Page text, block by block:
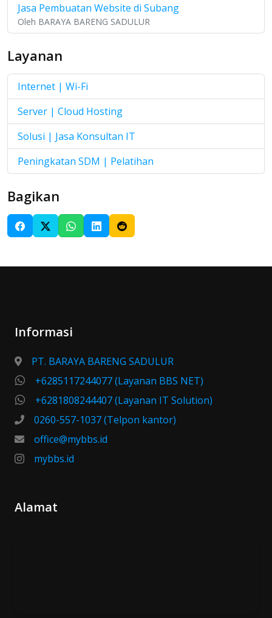
Jasa Pembuatan Website di Subang
Oleh BARAYA BARENG SADULUR
Layanan
Internet | Wi-Fi
Server | Cloud Hosting
Solusi | Jasa Konsultan IT
Peningkatan SDM | Pelatihan
Bagikan
Informasi
PT. BARAYA BARENG SADULUR
+6285117244077 (Layanan BBS NET)
+6281808244407 (Layanan IT Solution)
0260-557-1037 (Telpon kantor)
office@mybbs.id
mybbs.id
Alamat